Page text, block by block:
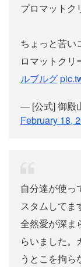
プロマットク
ちょっと苦い
ロマットク
ルブルグ
— [公式] 御殿
February 18,
自分達が使っ
スタムしてま
全然愛が深ま
らいました。
うとこを拘ら